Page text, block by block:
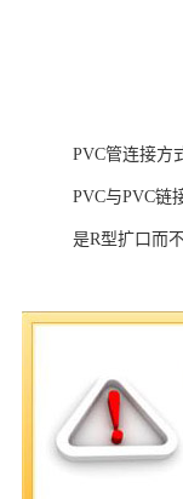
PVC管连接方
PVC与PVC链
是R型扩口而